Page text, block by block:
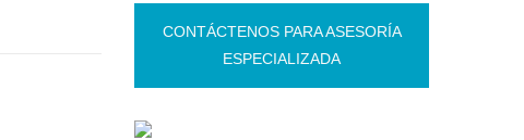
CONTÁCTENOS PARA ASESORÍA
ESPECIALIZADA